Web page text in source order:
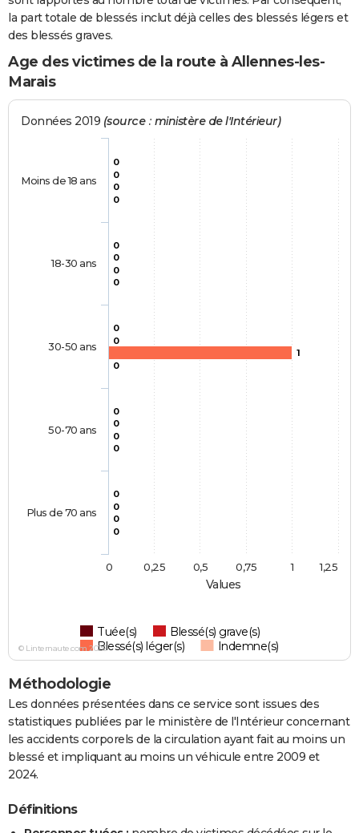
la part totale de blessés inclut déjà celles des blessés légers et
des blessés graves.
Age des victimes de la route à Allennes-les-
Marais
Values
Données 2019 (source : ministère de l'Intérieur)
0
0
0
0
0
0
0
0
0
0
0
0
1
0
0
0
0
0
0
0
Tuée(s)
Blessé(s) grave(s)
Blessé(s) léger(s)
Indemne(s)
Moins de 18 ans
18-30 ans
30-50 ans
50-70 ans
Plus de 70 ans
0 1
0,25 0,5 0,75 1,25
© Linternaute.com 2026
Méthodologie
Les données présentées dans ce service sont issues des
statistiques publiées par le ministère de l'Intérieur concernant
les accidents corporels de la circulation ayant fait au moins un
blessé et impliquant au moins un véhicule entre 2009 et
2024.
Définitions